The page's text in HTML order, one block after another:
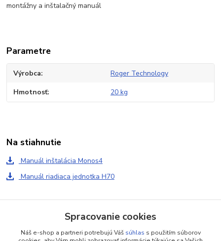
montážny a inštalačný manuál
Parametre
Výrobca Roger Technology
Hmotnosť 20 kg
Na stiahnutie
Manuál inštalácia Monos4
Manuál riadiaca jednotka H70
Tovar zaradený v kategóriách
Pohony automatizácia
Spracovanie cookies
Náš e-shop a partneri potrebujú Váš súhlas s použitím súborov